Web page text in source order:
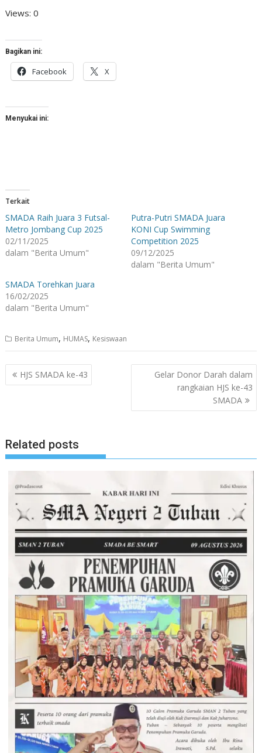
Views: 0
Bagikan ini:
Facebook X
Menyukai ini:
Terkait
SMADA Raih Juara 3 Futsal-
Metro Jombang Cup 2025
02/11/2025
dalam "Berita Umum"
Putra-Putri SMADA Juara
KONI Cup Swimming
Competition 2025
09/12/2025
dalam "Berita Umum"
SMADA Torehkan Juara
16/02/2025
dalam "Berita Umum"
Berita Umum, HUMAS, Kesiswaan
Navigasi
pos
HJS SMADA ke-43
Gelar Donor Darah dalam
rangkaian HJS ke-43
SMADA
Related posts